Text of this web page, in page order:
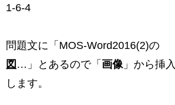
1-6-4
問題文に「MOS‐Word2016(2)の
図 …」とあるので「 画像」から挿入
します。